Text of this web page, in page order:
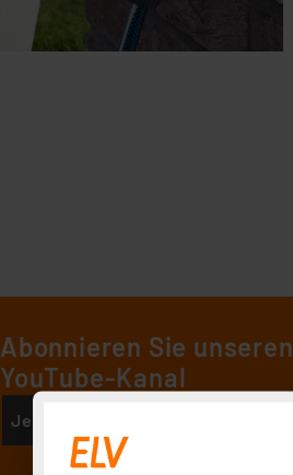
Abonnieren Sie unseren
YouTube-Kanal
Jetzt abonnieren